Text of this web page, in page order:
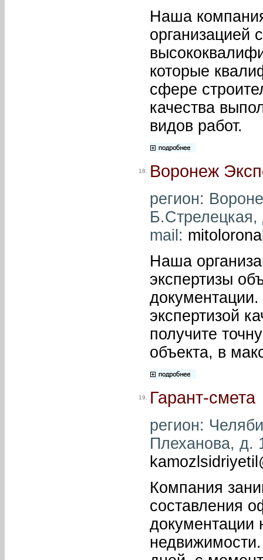
Наша
организацией
которые
сфере
качества
видов работ.
18. Воронеж
регион:
mail:
Наша
экспертизы
экспертизой
получите
объекта, в
19. Гарант-смета
регион:
Плеханова, д.
Компания
составления
документации
недвижимости.